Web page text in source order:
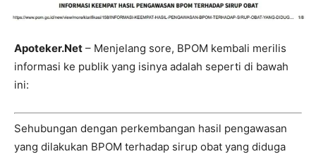
Apoteker.Net – Menjelang sore, BPOM kembali merilis
informasi ke publik yang isinya adalah seperti di bawah
ini:
Sehubungan dengan perkembangan hasil pengawasan
yang dilakukan BPOM terhadap sirup obat yang diduga